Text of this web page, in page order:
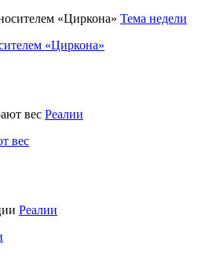
Тема недели
«Циркона»
Реалии
вес
Реалии